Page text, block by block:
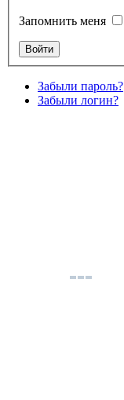
Запомнить меня
Забыли пароль?
Забыли логин?